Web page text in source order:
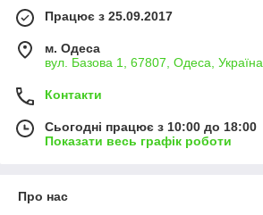
Працює з 25.09.2017
м. Одеса
вул. Базова 1, 67807, Одеса, Україна
Контакти
Сьогодні працює з 10:00 до 18:00
Показати весь графік роботи
Про нас